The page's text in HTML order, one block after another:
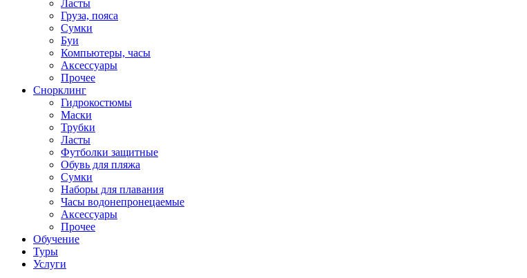
Ласты
Груза, пояса
Сумки
Буи
Компьютеры, часы
Аксессуары
Прочее
Снорклинг
Гидрокостюмы
Маски
Трубки
Ласты
Футболки защитные
Обувь для пляжа
Сумки
Наборы для плавания
Часы водонепронецаемые
Аксессуары
Прочее
Обучение
Туры
Услуги